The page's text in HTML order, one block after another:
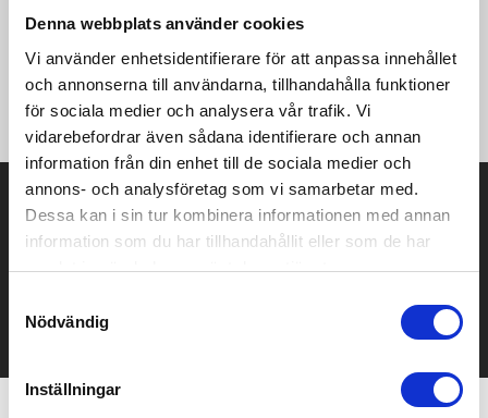
Denna webbplats använder cookies
Vi använder enhetsidentifierare för att anpassa innehållet
och annonserna till användarna, tillhandahålla funktioner
för sociala medier och analysera vår trafik. Vi
vidarebefordrar även sådana identifierare och annan
information från din enhet till de sociala medier och
annons- och analysföretag som vi samarbetar med.
Dessa kan i sin tur kombinera informationen med annan
information som du har tillhandahållit eller som de har
samlat in när du har använt deras tjänster.
Nödvändig
Inställningar
·100% polyester (300D) ·Handtag (längd: 67 cm)
·Tryckoptimerad ·Yta för sublimering av högupplösta bilder
·Kan dekoreras på båda sidor ·Kapacitet: 10 liter ·Mått: 38 x 42
cm ·Maximal tryckyta: 38 x 42 cm.
Prisuppgift på mailen?
Kontakta oss här för att få förslag på produkt och pris över